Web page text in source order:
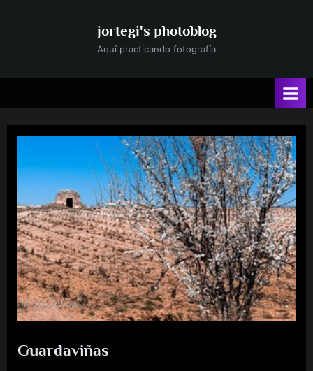
jortegi's photoblog
Aquí practicando fotografía
Guardaviñas